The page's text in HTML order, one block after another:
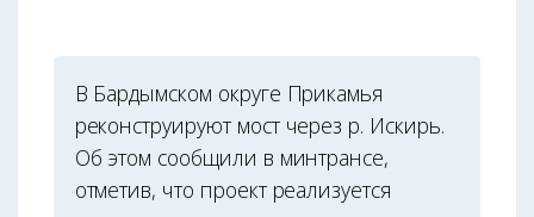
В Бардымском округе Прикамья
реконструируют мост через р. Искирь.
Об этом сообщили в минтрансе,
отметив, что проект реализуется